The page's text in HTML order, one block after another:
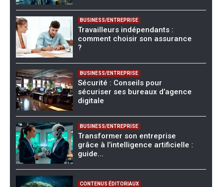
BUSINESS/ENTREPRISE
Travailleurs indépendants :
comment choisir son assurance
?
BUSINESS/ENTREPRISE
Sécurité : Conseils pour
sécuriser ses bureaux d’agence
digitale
BUSINESS/ENTREPRISE
Transformer son entreprise
grâce à l’intelligence artificielle :
guide...
CONTENUS ÉDITORIAUX